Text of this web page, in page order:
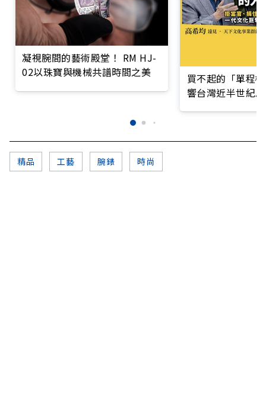
凝視腕間的藝術殿堂！ RM HJ-
02以珠寶與機械共譜時間之美
買不起的「單程
響台灣近半世紀
精品 工藝 腕錶 時尚